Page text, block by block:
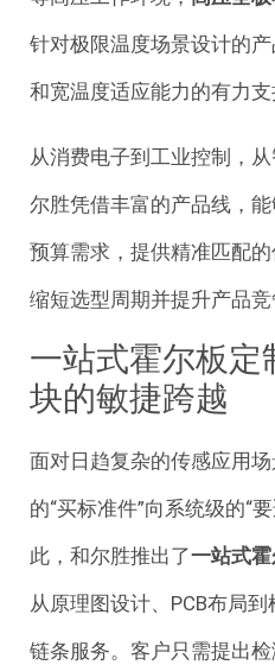
针对极限温度场景设计的
和宽温度适应能力的有力支
从消费电子到工业控制，
尔胜凭借丰富的产品线，
预算需求，提供精准匹配
缩短选型周期并提升产品竞
一站式霍尔板定
块的敏捷跨越
面对日趋复杂的传感应用
的“买标准件”向系统级的“
此，和尔胜推出了一站式
从原理图设计、PCB布局
链条服务。客户只需提出